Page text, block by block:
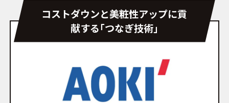
コストダウンと美粧性アップに貢
献する｢つなぎ技術｣